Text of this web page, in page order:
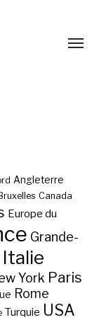
Angleterre
Canada
Europe du
Grande-
Italie
York Paris
Rome
Turquie USA